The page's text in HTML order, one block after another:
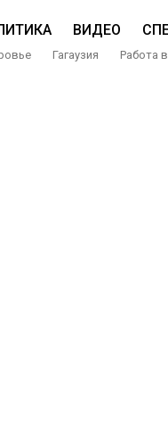
ВИДЕО
Гагаузия Работа